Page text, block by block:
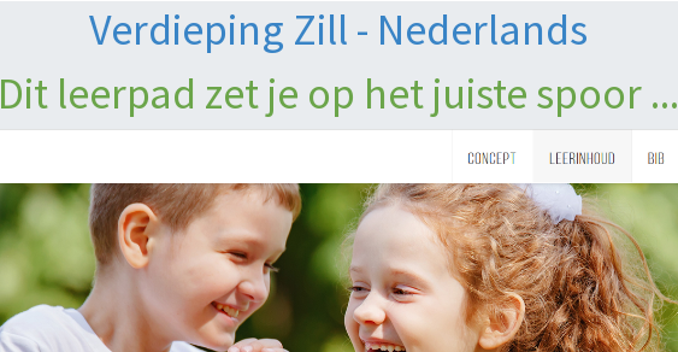
Verdieping Zill - Nederlands
Dit leerpad zet je op het juiste spoor ...